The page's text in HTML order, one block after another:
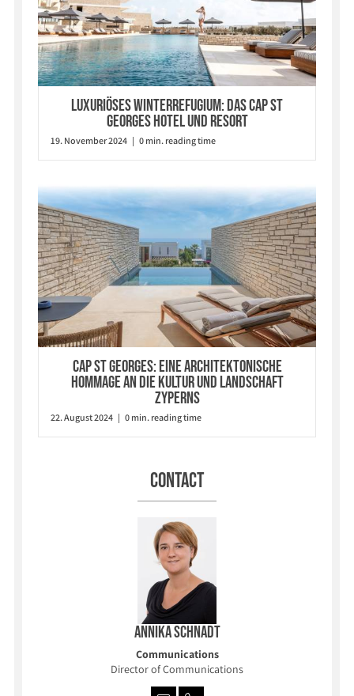
Luxuriöses Winterrefugium: Das Cap St
Georges Hotel und Resort
19. November 2024 | 0 min. reading time
Cap St Georges: Eine architektonische
Hommage an die Kultur und Landschaft
Zyperns
22. August 2024 | 0 min. reading time
Contact
Annika Schnadt
Communications
Director of Communications